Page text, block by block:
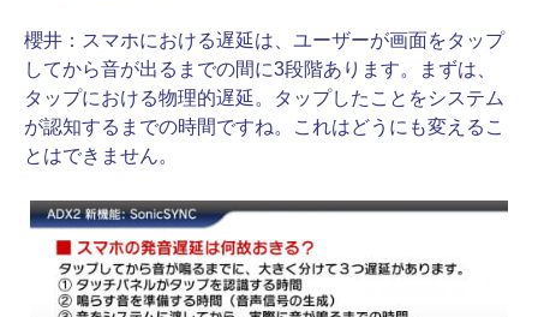
櫻井： スマホにおける遅延は、ユーザーが画面をタップ
してから音が出るまでの間に3段階あります。まずは、
タップにおける物理的遅延。タップしたことをシステム
が認知するまでの時間ですね。これはどうにも変えるこ
とはできません。